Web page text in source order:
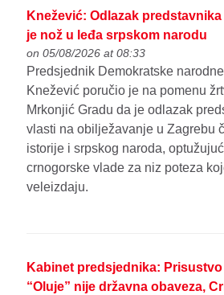
Knežević: Odlazak
je nož u leđa srpskom narodu
on 05/08/2026 at 08:33
Predsjednik Demokratske
Knežević poručio je na pomenu
Mrkonjić Gradu da je odlazak
vlasti na obilježavanje u Zagrebu
istorije i srpskog naroda,
crnogorske vlade za niz poteza
veleizdaju.
Kabinet predsjednika:
“Oluje” nije državna obaveza,